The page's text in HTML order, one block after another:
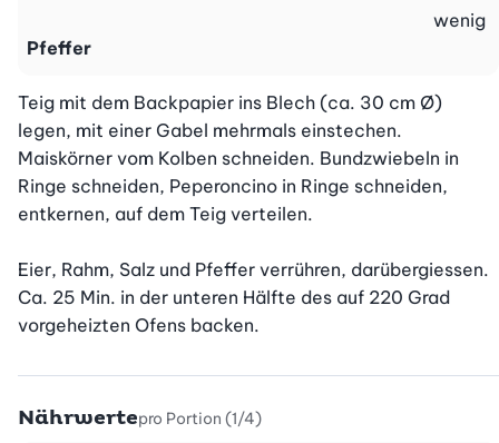
Pfeffer
wenig
Teig mit dem Backpapier ins Blech (ca. 30 cm Ø)
legen, mit einer Gabel mehrmals einstechen.
Maiskörner vom Kolben schneiden. Bundzwiebeln in
Ringe schneiden, Peperoncino in Ringe schneiden,
entkernen, auf dem Teig verteilen.
Eier, Rahm, Salz und Pfeffer verrühren, darübergiessen.
Ca. 25 Min. in der unteren Hälfte des auf 220 Grad
vorgeheizten Ofens backen.
Nährwertepro Portion (1/4)